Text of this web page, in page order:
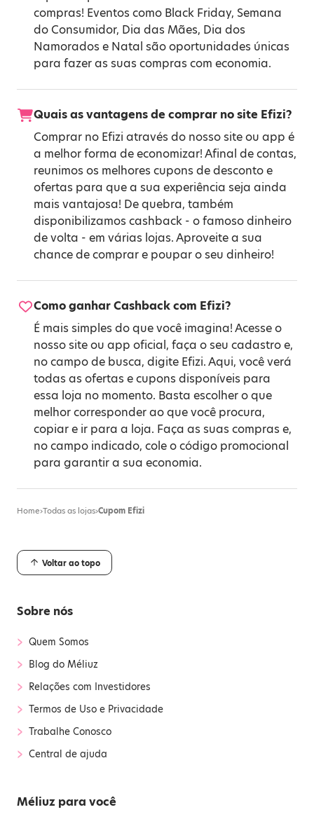
compras! Eventos como Black Friday, Semana
do Consumidor, Dia das Mães, Dia dos
Namorados e Natal são oportunidades únicas
para fazer as suas compras com economia.
Quais as vantagens de comprar no site Efizi?
Comprar no Efizi através do nosso site ou app é
a melhor forma de economizar! Afinal de contas,
reunimos os melhores cupons de desconto e
ofertas para que a sua experiência seja ainda
mais vantajosa! De quebra, também
disponibilizamos cashback - o famoso dinheiro
de volta - em várias lojas. Aproveite a sua
chance de comprar e poupar o seu dinheiro!
Como ganhar Cashback com Efizi?
É mais simples do que você imagina! Acesse o
nosso site ou app oficial, faça o seu cadastro e,
no campo de busca, digite Efizi. Aqui, você verá
todas as ofertas e cupons disponíveis para
essa loja no momento. Basta escolher o que
melhor corresponder ao que você procura,
copiar e ir para a loja. Faça as suas compras e,
no campo indicado, cole o código promocional
para garantir a sua economia.
Home›Todas as lojas›Cupom Efizi
Voltar ao topo
Sobre nós
› Quem Somos
› Blog do Méliuz
› Relações com Investidores
› Termos de Uso e Privacidade
› Trabalhe Conosco
› Central de ajuda
Méliuz para você